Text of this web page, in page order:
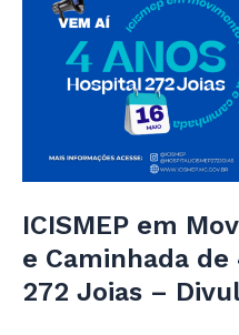
ICISMEP em
e Caminhada
272 Joias –
Movimento
Caminhada
4
anos
Hospital